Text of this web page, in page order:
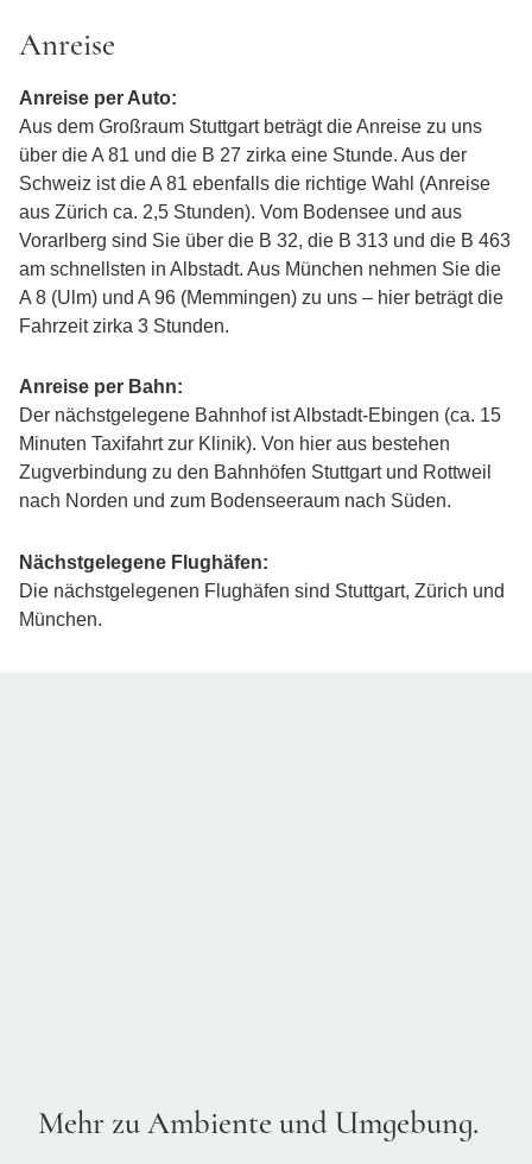
Anreise
Anreise per Auto:
Aus dem Großraum Stuttgart beträgt die Anreise zu uns
über die A 81 und die B 27 zirka eine Stunde. Aus der
Schweiz ist die A 81 ebenfalls die richtige Wahl (Anreise
aus Zürich ca. 2,5 Stunden). Vom Bodensee und aus
Vorarlberg sind Sie über die B 32, die B 313 und die B 463
am schnellsten in Albstadt. Aus München nehmen Sie die
A 8 (Ulm) und A 96 (Memmingen) zu uns – hier beträgt die
Fahrzeit zirka 3 Stunden.
Anreise per Bahn:
Der nächstgelegene Bahnhof ist Albstadt-Ebingen (ca. 15
Minuten Taxifahrt zur Klinik). Von hier aus bestehen
Zugverbindung zu den Bahnhöfen Stuttgart und Rottweil
nach Norden und zum Bodenseeraum nach Süden.
Nächstgelegene Flughäfen:
Die nächstgelegenen Flughäfen sind Stuttgart, Zürich und
München.
Mehr zu Ambiente und Umgebung.